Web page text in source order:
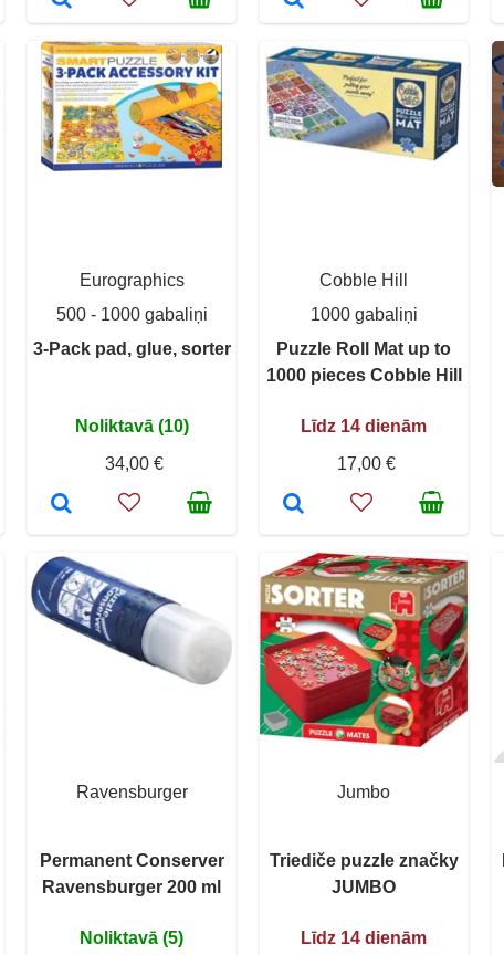
Eurographics
500 - 1000 gabaliņi
3-Pack pad, glue, sorter
Noliktavā (10)
34,00 €
Cobble Hill
1000 gabaliņi
Puzzle Roll Mat up to
1000 pieces Cobble Hill
Līdz 14 dienām
17,00 €
Ravensburger
Permanent Conserver
Ravensburger 200 ml
Noliktavā (5)
Jumbo
Triediče puzzle značky
JUMBO
Līdz 14 dienām